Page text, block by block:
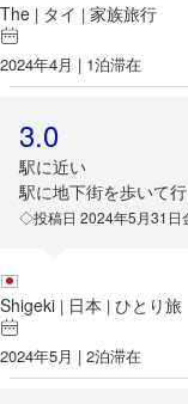
The | タイ | 家族旅行
2024年4月 | 1泊滞在
3.0
駅に近い
駅に地下街を歩いて
◇投稿日 2024年5月31
Shigeki | 日本 | ひとり旅
2024年5月 | 2泊滞在